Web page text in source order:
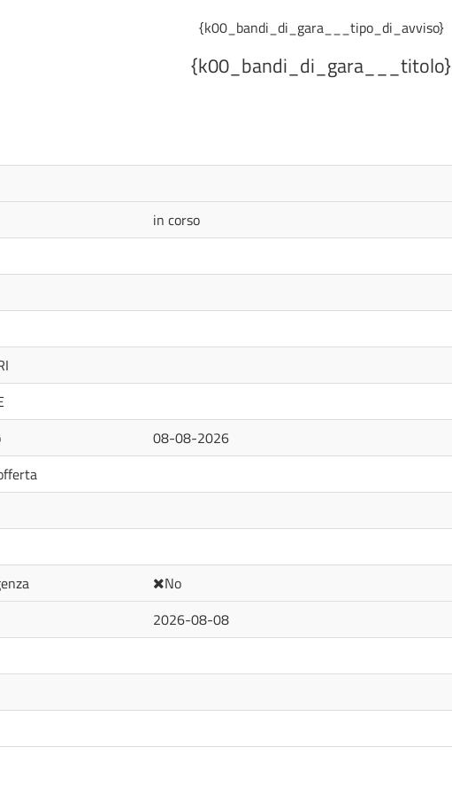
{k00_bandi_di_gara___tipo_di_avviso}
{k00_bandi_di_gara___titolo}
in corso
08-08-2026
No
2026-08-08